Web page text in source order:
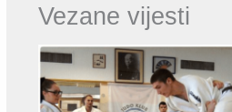
Vezane vijesti